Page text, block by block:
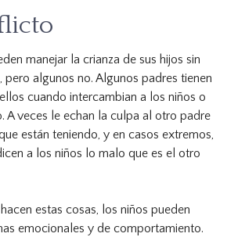
manejar la crianza de sus hijos sin
algunos no. Algunos padres tienen
cuando intercambian a los niños o
A veces le echan la culpa al otro padre
están teniendo, y en casos extremos,
a los niños lo malo que es el otro
estas cosas, los niños pueden
emocionales y de comportamiento.